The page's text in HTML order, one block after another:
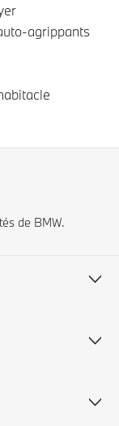
agrippants
de BMW.